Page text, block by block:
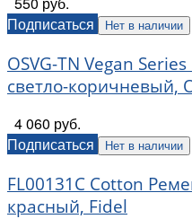
Подписаться
Нет в наличии
OSVG-TN Vegan
светло-коричневый,
4 060 руб.
Подписаться
Нет в наличии
FL00131C Cotton
красный, Fidel